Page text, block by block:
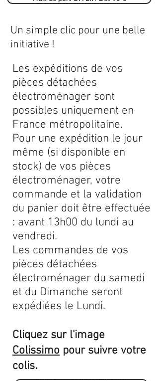
Les expéditions de vos
pièces détachées
électroménager sont
possibles uniquement en
France métropolitaine.
Pour une expédition le jour
même (si disponible en
stock) de vos pièces
électroménager, votre
commande et la validation
du panier doit être effectuée
: avant 13h00 du lundi au
vendredi.
Les commandes de vos
pièces détachées
électroménager du samedi
et du Dimanche seront
expédiées le Lundi.
Cliquez sur l'image
Colissimo pour suivre votre
colis.
Un simple clic pour une belle
initiative !